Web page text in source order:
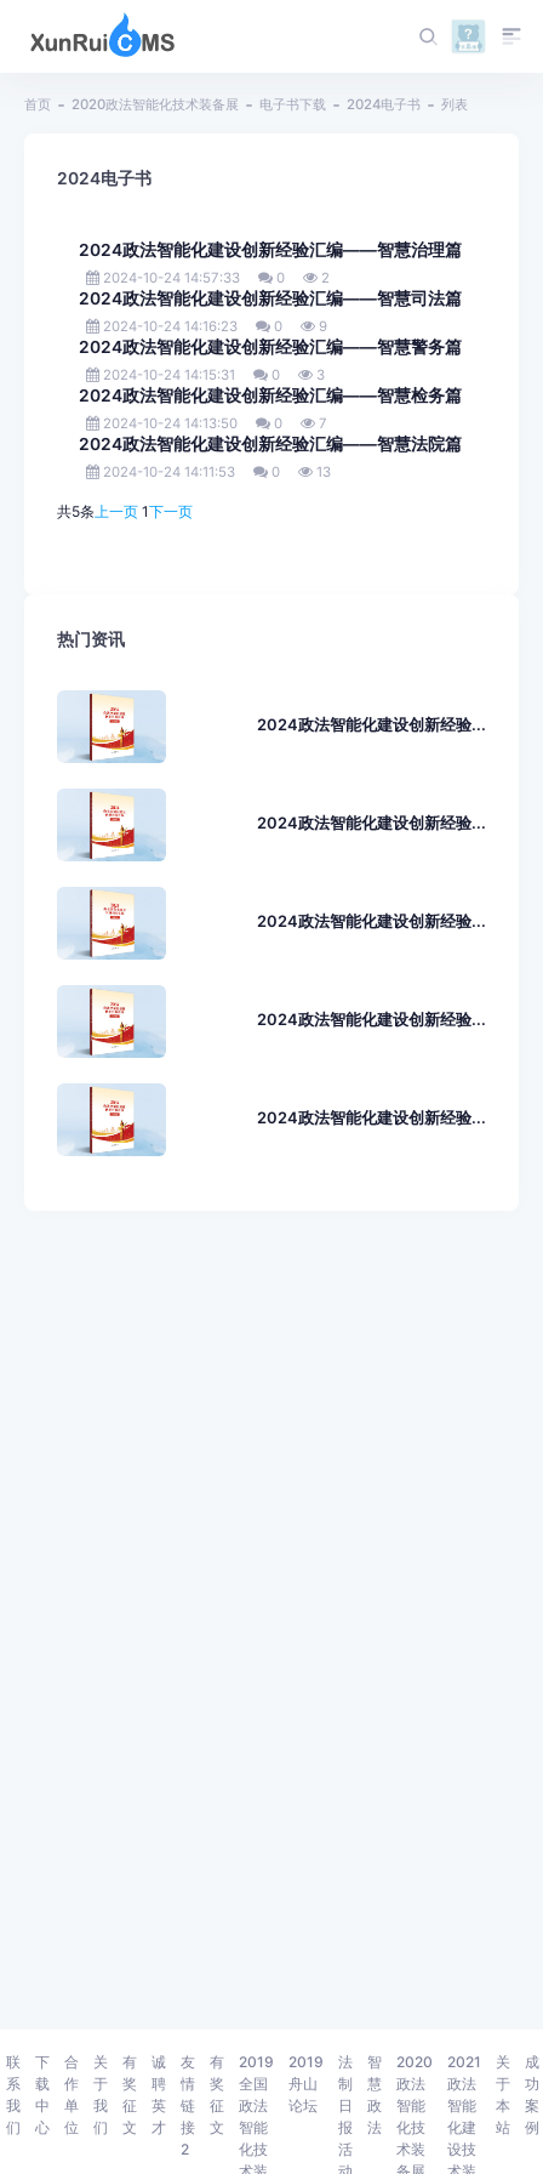
首页 2020政法智能化技术装备展 电子书下载 2024电子书 列表
2024电子书
2024政法智能化建设创新经验汇编——智慧治理篇
2024-10-24 14:57:33 0 2
2024政法智能化建设创新经验汇编——智慧司法篇
2024-10-24 14:16:23 0 9
2024政法智能化建设创新经验汇编——智慧警务篇
2024-10-24 14:15:31 0 3
2024政法智能化建设创新经验汇编——智慧检务篇
2024-10-24 14:13:50 0 7
2024政法智能化建设创新经验汇编——智慧法院篇
2024-10-24 14:11:53 0 13
共5条上一页 1下一页
热门资讯
2024政法智能化建设创新经验...
2024政法智能化建设创新经验...
2024政法智能化建设创新经验...
2024政法智能化建设创新经验...
2024政法智能化建设创新经验...
联
系
我
们
下
载
中
心
合
作
单
位
关
于
我
们
有
奖
征
文
诚
聘
英
才
友
情
链
接
2
有
奖
征
文
2019
全国
政法
智能
化技
2019
舟山
论坛
法
制
日
报
活
智
慧
政
法
2020
政法
智能
化技
术装
2021
政法
智能
化建
设技
关
于
本
站
成
功
案
例